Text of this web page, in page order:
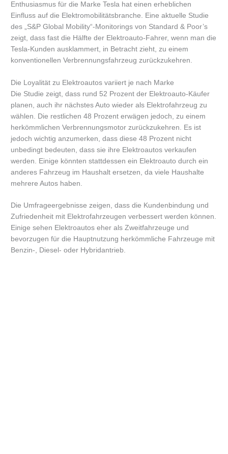
Enthusiasmus für die Marke Tesla hat einen erheblichen
Einfluss auf die Elektromobilitätsbranche. Eine aktuelle Studie
des „S&P Global Mobility“-Monitorings von Standard & Poor’s
zeigt, dass fast die Hälfte der Elektroauto-Fahrer, wenn man die
Tesla-Kunden ausklammert, in Betracht zieht, zu einem
konventionellen Verbrennungsfahrzeug zurückzukehren.
Die Loyalität zu Elektroautos variiert je nach Marke
Die Studie zeigt, dass rund 52 Prozent der Elektroauto-Käufer
planen, auch ihr nächstes Auto wieder als Elektrofahrzeug zu
wählen. Die restlichen 48 Prozent erwägen jedoch, zu einem
herkömmlichen Verbrennungsmotor zurückzukehren. Es ist
jedoch wichtig anzumerken, dass diese 48 Prozent nicht
unbedingt bedeuten, dass sie ihre Elektroautos verkaufen
werden. Einige könnten stattdessen ein Elektroauto durch ein
anderes Fahrzeug im Haushalt ersetzen, da viele Haushalte
mehrere Autos haben.
Die Umfrageergebnisse zeigen, dass die Kundenbindung und
Zufriedenheit mit Elektrofahrzeugen verbessert werden können.
Einige sehen Elektroautos eher als Zweitfahrzeuge und
bevorzugen für die Hauptnutzung herkömmliche Fahrzeuge mit
Benzin-, Diesel- oder Hybridantrieb.